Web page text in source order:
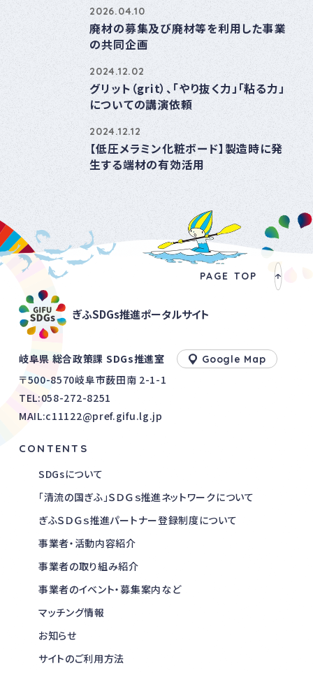
2026.04.10
廃材の募集及び廃材等を利用した事業
の共同企画
2024.12.02
グリット（grit）、「やり抜く力」「粘る力」
についての講演依頼
2024.12.12
【低圧メラミン化粧ボード】製造時に発
生する端材の有効活用
PAGE TOP
ぎふSDGs推進ポータルサイト
岐阜県 総合政策課 SDGs推進室 Google Map
〒500-8570岐阜市薮田南 2-1-1
TEL:058-272-8251
MAIL:c11122@pref.gifu.lg.jp
CONTENTS
SDGsについて
「清流の国ぎふ」ＳＤＧｓ推進ネットワークについて
ぎふＳＤＧｓ推進パートナー登録制度について
事業者・活動内容紹介
事業者の取り組み紹介
事業者のイベント・募集案内など
マッチング情報
お知らせ
サイトのご利用方法